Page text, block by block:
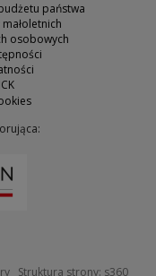
państwa
osobowych
Struktura strony: s360